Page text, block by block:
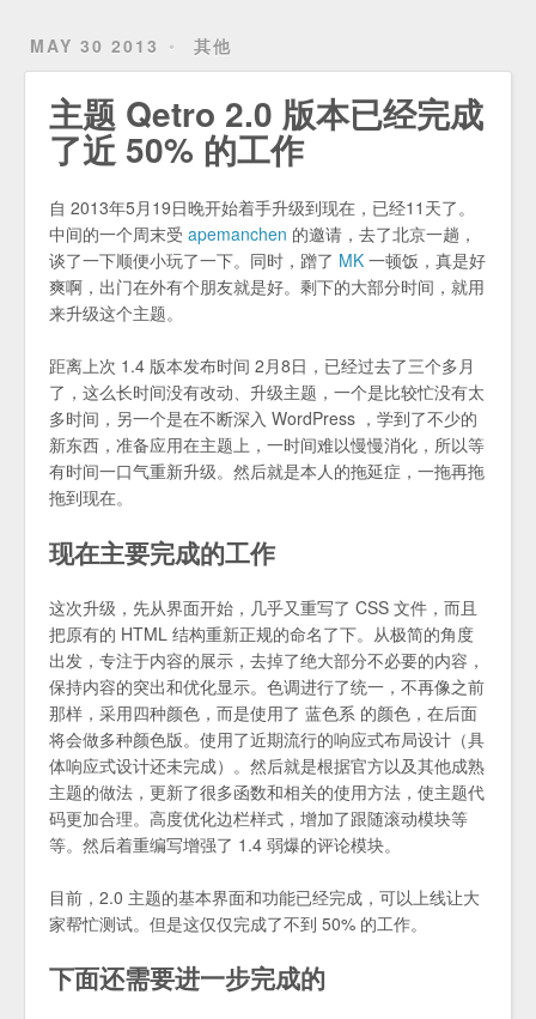
MAY 30 2013 其他
主题 Qetro 2.0 版本已经完成
了近 50% 的工作
自 2013年5月19日晚开始着手升级到现在，已经11天了。
中间的一个周末受 apemanchen 的邀请，去了北京一趟，
谈了一下顺便小玩了一下。同时，蹭了 MK 一顿饭，真是好
爽啊，出门在外有个朋友就是好。剩下的大部分时间，就用
来升级这个主题。
距离上次 1.4 版本发布时间 2月8日，已经过去了三个多月
了，这么长时间没有改动、升级主题，一个是比较忙没有太
多时间，另一个是在不断深入 WordPress ，学到了不少的
新东西，准备应用在主题上，一时间难以慢慢消化，所以等
有时间一口气重新升级。然后就是本人的拖延症，一拖再拖
拖到现在。
现在主要完成的工作
这次升级，先从界面开始，几乎又重写了 CSS 文件，而且
把原有的 HTML 结构重新正规的命名了下。从极简的角度
出发，专注于内容的展示，去掉了绝大部分不必要的内容，
保持内容的突出和优化显示。色调进行了统一，不再像之前
那样，采用四种颜色，而是使用了 蓝色系 的颜色，在后面
将会做多种颜色版。使用了近期流行的响应式布局设计（具
体响应式设计还未完成）。然后就是根据官方以及其他成熟
主题的做法，更新了很多函数和相关的使用方法，使主题代
码更加合理。高度优化边栏样式，增加了跟随滚动模块等
等。然后着重编写增强了 1.4 弱爆的评论模块。
目前，2.0 主题的基本界面和功能已经完成，可以上线让大
家帮忙测试。但是这仅仅完成了不到 50% 的工作。
下面还需要进一步完成的